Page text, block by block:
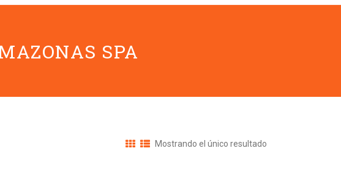
SPA
Mostrando el único resultado